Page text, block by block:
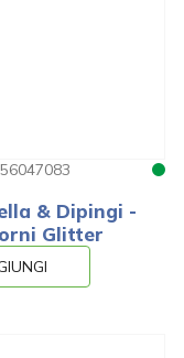
& Dipingi -
Glitter